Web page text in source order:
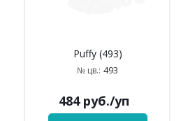
Puffy (493)
№ цв.: 493
484руб./уп